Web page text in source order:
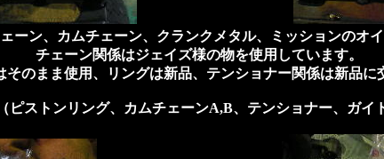
ーン、カムチェーン、クランクメタル、ミッションのオ
チェーン関係はジェイズ様の物を使用しています。
そのまま使用、リングは新品、テンショナー関係は新品に
ピストンリング、カムチェーンA,B、テンショナー、ガイ